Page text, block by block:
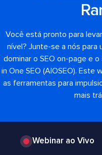
Você está pronto para
nível? Junte-se a nós para
dominar o SEO on-page e o
in One SEO (AIOSEO).
as ferramentas para
mais
Webinar ao Vivo